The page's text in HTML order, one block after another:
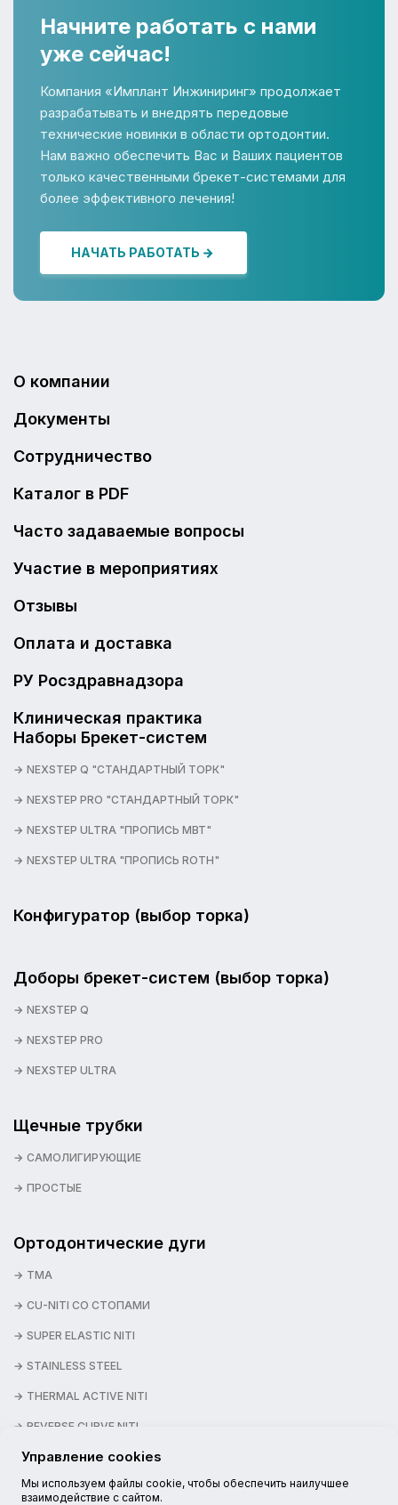
Начните работать с нами
уже сейчас!
Компания «Имплант Инжиниринг» продолжает
разрабатывать и внедрять передовые
технические новинки в области ортодонтии.
Нам важно обеспечить Вас и Ваших пациентов
только качественными брекет-системами для
более эффективного лечения!
НАЧАТЬ РАБОТАТЬ
О компании
Документы
Сотрудничество
Каталог в PDF
Часто задаваемые вопросы
Участие в мероприятиях
Отзывы
Оплата и доставка
РУ Росздравнадзора
Клиническая практика
Наборы Брекет-систем
NEXSTEP Q "СТАНДАРТНЫЙ ТОРК"
NEXSTEP PRO "СТАНДАРТНЫЙ ТОРК"
NEXSTEP ULTRA "ПРОПИСЬ MBT"
NEXSTEP ULTRA "ПРОПИСЬ ROTH"
Конфигуратор (выбор торка)
Доборы брекет-систем (выбор торка)
NEXSTEP Q
NEXSTEP PRO
NEXSTEP ULTRA
Щечные трубки
САМОЛИГИРУЮЩИЕ
ПРОСТЫЕ
Ортодонтические дуги
TMA
CU-NITI СО СТОПАМИ
SUPER ELASTIC NITI
STAINLESS STEEL
THERMAL ACTIVE NITI
REVERSE CURVE NITI
2026 © NEXSTEP
НАШИ КАНАЛЫ:
Управление cookies
Мы используем файлы cookie, чтобы обеспечить наилучшее
взаимодействие с сайтом.